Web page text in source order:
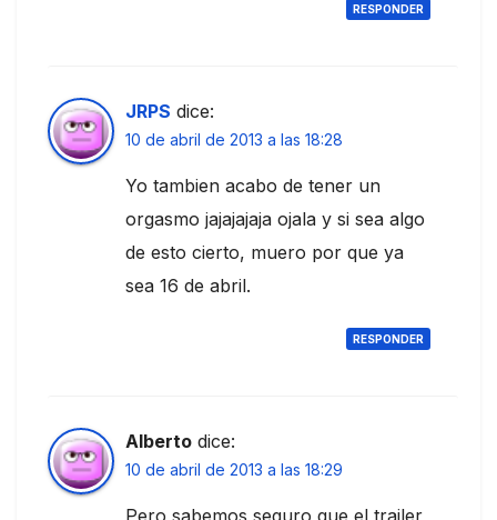
RESPONDER
JRPS dice:
10 de abril de 2013 a las 18:28
Yo tambien acabo de tener un
orgasmo jajajajaja ojala y si sea algo
de esto cierto, muero por que ya
sea 16 de abril.
RESPONDER
Alberto dice:
10 de abril de 2013 a las 18:29
Pero sabemos seguro que el trailer